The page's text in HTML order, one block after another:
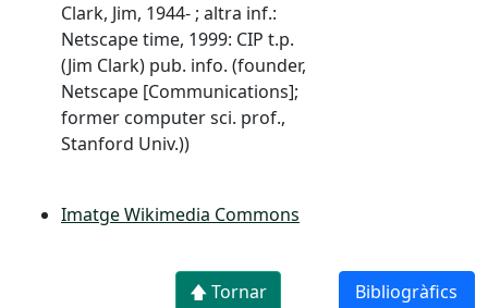
Clark, Jim, 1944- ; altra inf.:
Netscape time, 1999: CIP t.p.
(Jim Clark) pub. info. (founder,
Netscape [Communications];
former computer sci. prof.,
Stanford Univ.))
Imatge Wikimedia Commons
🡅 Tornar
Bibliogràfics